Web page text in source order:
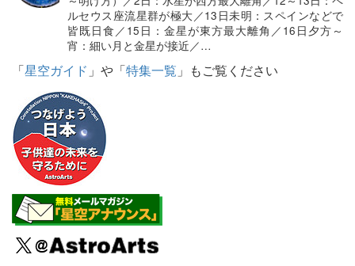
ルセウス座流星群が極大／13日未明：スペインなどで
皆既日食／15日：金星が東方最大離角／16日夕方～
宵：細い月と金星が接近／…
「星空ガイド 」や「特集一覧 」もご覧ください